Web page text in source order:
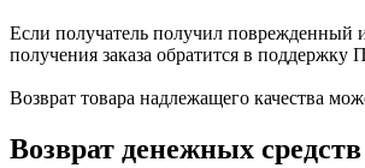
Если получатель получил поврежденный
получения заказа обратится в поддержку
Возврат товара надлежащего качества
Возврат денежных средств